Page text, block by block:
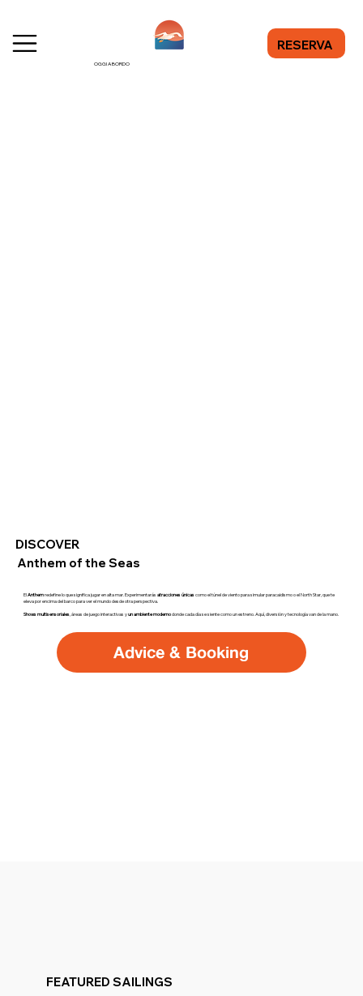
RESERVA
OGGI A BORDO
DISCOVER
Anthem of the Seas
ElAnthemredefine lo que significa jugar en alta mar. Experimentarás atracciones únicas como el túnel de viento para simular paracaidismo o el North Star, que te
eleva por encima del barco para ver el mundo desde otra perspectiva.
Shows multisensoriales , áreas de juego interactivas yun ambiente modernodonde cada día se siente como un estreno. Aquí, diversión y tecnología van de la mano.
Advice & Booking
FEATURED SAILINGS